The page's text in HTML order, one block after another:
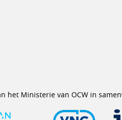
het Ministerie van OCW in